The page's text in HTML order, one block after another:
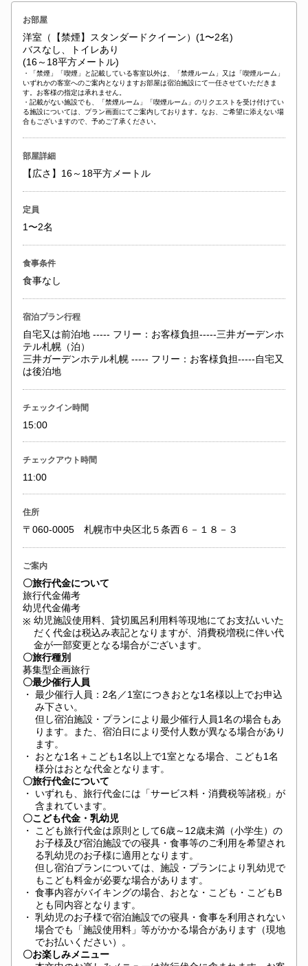
お部屋
洋室（【禁煙】スタンダードクイーン）(1〜2名)
バスなし、トイレあり
(16～18平方メートル)
・「禁煙」「喫煙」と記載している客室以外は、「禁煙ルーム」又は「喫煙ルーム」
いずれかの客室へのご案内となりますお部屋は宿泊施設にて一任させていただきま
す。お客様の指定は承れません。
・記載がない施設でも、「禁煙ルーム」「喫煙ルーム」のリクエストを受け付けてい
る施設については、プラン画面にてご案内しております。なお、ご希望に添えない場
合もございますので、予めご了承ください。
部屋詳細
【広さ】16～18平方メートル
定員
1〜2名
食事条件
食事なし
宿泊プラン行程
自宅又は前泊地 ----- フリー：お客様負担-----三井ガーデンホ
テル札幌（泊）
三井ガーデンホテル札幌 ----- フリー：お客様負担-----自宅又
は後泊地
チェックイン時間
15:00
チェックアウト時間
11:00
住所
〒060-0005 札幌市中央区北５条西６－１８－３
ご案内
〇旅行代金について
旅行代金備考
幼児代金備考
※ 幼児施設使用料、貸切風呂利用料等現地にてお支払いいた
だく代金は税込み表記となりますが、消費税増税に伴い代
金が一部変更となる場合がございます。
〇旅行種別
募集型企画旅行
〇最少催行人員
・ 最少催行人員：2名／1室につきおとな1名様以上でお申込
み下さい。
但し宿泊施設・プランにより最少催行人員1名の場合もあ
ります。また、宿泊日により受付人数が異なる場合があり
ます。
・
おとな1名＋こども1名以上で1室となる場合、こども1名
様分はおとな代金となります。
〇旅行代金について
・
いずれも、旅行代金には「サービス料・消費税等諸税」が
含まれています。
〇こども代金・乳幼児
・
こども旅行代金は原則として6歳～12歳未満（小学生）の
お子様及び宿泊施設での寝具・食事等のご利用を希望され
る乳幼児のお子様に適用となります。
但し宿泊プランについては、施設・プランにより乳幼児で
もこども料金が必要な場合があります。
・ 食事内容がバイキングの場合、おとな・こども・こどもB
とも同内容となります。
・ 乳幼児のお子様で宿泊施設での寝具・食事を利用されない
場合でも「施設使用料」等がかかる場合があります（現地
でお払いください）。
〇お楽しみメニュー